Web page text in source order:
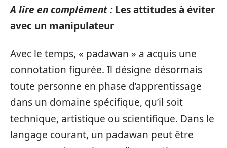
A lire en complément : Les attitudes à éviter
avec un manipulateur
Avec le temps, « padawan » a acquis une
connotation figurée. Il désigne désormais
toute personne en phase d’apprentissage
dans un domaine spécifique, qu’il soit
technique, artistique ou scientifique. Dans le
langage courant, un padawan peut être